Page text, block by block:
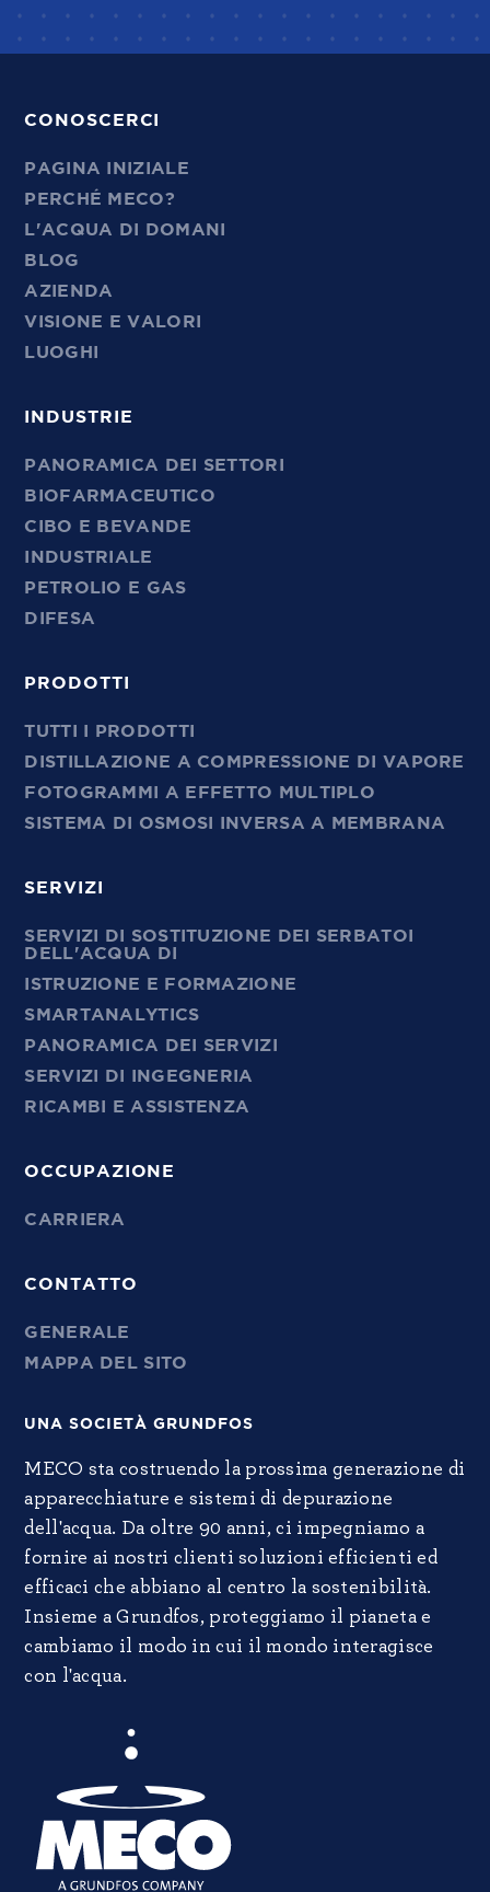
CONOSCERCI
PAGINA INIZIALE
PERCHÉ MECO?
L'ACQUA DI DOMANI
BLOG
AZIENDA
VISIONE E VALORI
LUOGHI
INDUSTRIE
PANORAMICA DEI SETTORI
BIOFARMACEUTICO
CIBO E BEVANDE
INDUSTRIALE
PETROLIO E GAS
DIFESA
PRODOTTI
TUTTI I PRODOTTI
DISTILLAZIONE A COMPRESSIONE DI VAPORE
FOTOGRAMMI A EFFETTO MULTIPLO
SISTEMA DI OSMOSI INVERSA A MEMBRANA
SERVIZI
SERVIZI DI SOSTITUZIONE DEI SERBATOI
DELL'ACQUA DI
ISTRUZIONE E FORMAZIONE
SMARTANALYTICS
PANORAMICA DEI SERVIZI
SERVIZI DI INGEGNERIA
RICAMBI E ASSISTENZA
OCCUPAZIONE
CARRIERA
CONTATTO
GENERALE
MAPPA DEL SITO
UNA SOCIETÀ GRUNDFOS
MECO sta costruendo la prossima generazione di
apparecchiature e sistemi di depurazione
dell'acqua. Da oltre 90 anni, ci impegniamo a
fornire ai nostri clienti soluzioni efficienti ed
efficaci che abbiano al centro la sostenibilità.
Insieme a Grundfos, proteggiamo il pianeta e
cambiamo il modo in cui il mondo interagisce
con l'acqua.